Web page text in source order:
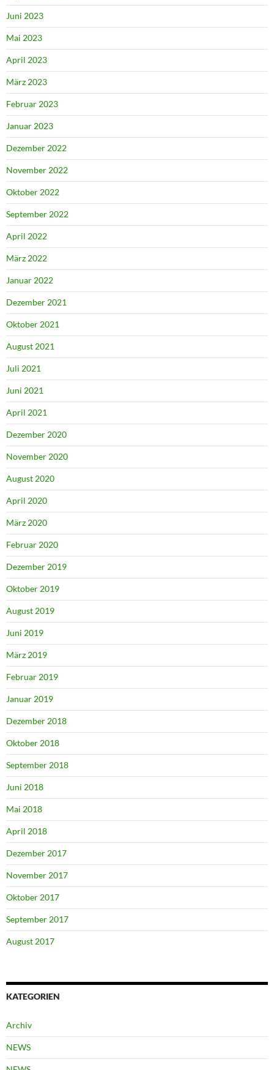
Juni 2023
Mai 2023
April 2023
März 2023
Februar 2023
Januar 2023
Dezember 2022
November 2022
Oktober 2022
September 2022
April 2022
März 2022
Januar 2022
Dezember 2021
Oktober 2021
August 2021
Juli 2021
Juni 2021
April 2021
Dezember 2020
November 2020
August 2020
April 2020
März 2020
Februar 2020
Dezember 2019
Oktober 2019
August 2019
Juni 2019
März 2019
Februar 2019
Januar 2019
Dezember 2018
Oktober 2018
September 2018
Juni 2018
Mai 2018
April 2018
Dezember 2017
November 2017
Oktober 2017
September 2017
August 2017
KATEGORIEN
Archiv
NEWS